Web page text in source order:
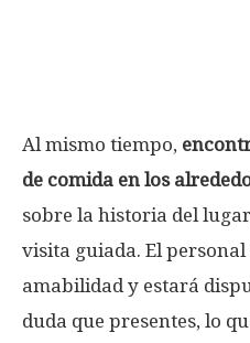
Al mismo tiempo,
de comida en los
sobre la historia del
visita guiada. El
amabilidad y estará
duda que presentes, lo